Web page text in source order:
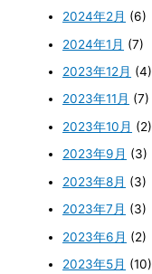
2024年2月 (6)
2024年1月 (7)
2023年12月 (4)
2023年11月 (7)
2023年10月 (2)
2023年9月 (3)
2023年8月 (3)
2023年7月 (3)
2023年6月 (2)
2023年5月 (10)